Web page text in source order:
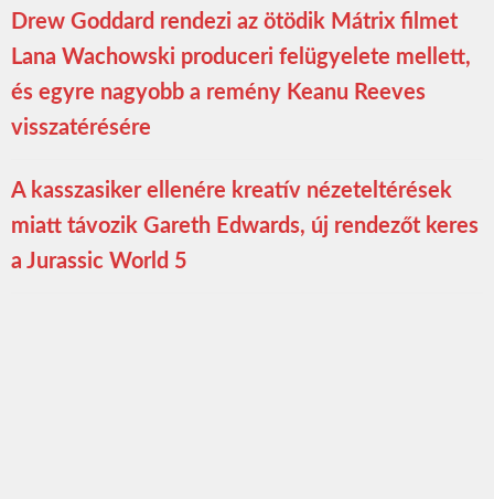
Drew Goddard rendezi az ötödik Mátrix filmet
Lana Wachowski produceri felügyelete mellett,
és egyre nagyobb a remény Keanu Reeves
visszatérésére
A kasszasiker ellenére kreatív nézeteltérések
miatt távozik Gareth Edwards, új rendezőt keres
a Jurassic World 5